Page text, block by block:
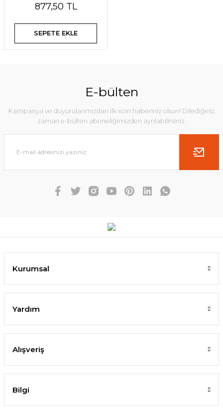
877,50 TL
SEPETE EKLE
E-bülten
Kampanya ve duyurularımızdan ilk sizin haberiniz olsun! Dilediğiniz
zaman e-bülten aboneliğimizden ayrılabilirsiniz.
Kurumsal
Yardım
Alışveriş
Bilgi